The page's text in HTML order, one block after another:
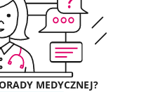
MEDYCZNEJ?